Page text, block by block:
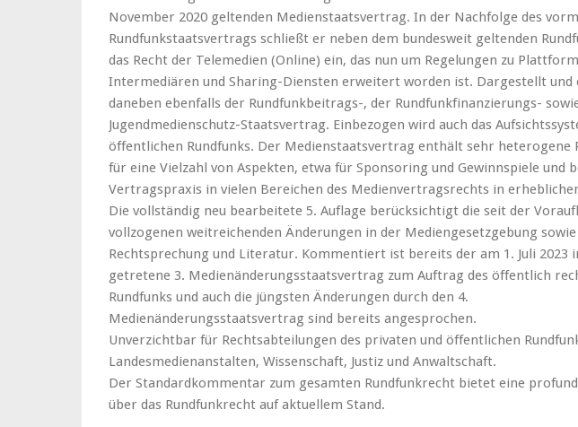
November 2020 geltenden Medienstaatsvertrag. In der Nachfolge des
Rundfunkstaatsvertrags schließt er neben dem bundesweit geltenden
das Recht der Telemedien (Online) ein, das nun um Regelungen zu
Intermediären und Sharing-Diensten erweitert worden ist. Dargestellt und
daneben ebenfalls der Rundfunkbeitrags-, der Rundfunkfinanzierungs-
Jugendmedienschutz-Staatsvertrag. Einbezogen wird auch das
öffentlichen Rundfunks. Der Medienstaatsvertrag enthält sehr heterogene
für eine Vielzahl von Aspekten, etwa für Sponsoring und Gewinnspiele und
Vertragspraxis in vielen Bereichen des Medienvertragsrechts in
Die vollständig neu bearbeitete 5. Auflage berücksichtigt die seit der
vollzogenen weitreichenden Änderungen in der Mediengesetzgebung
Rechtsprechung und Literatur. Kommentiert ist bereits der am 1. Juli 2023
getretene 3. Medienänderungsstaatsvertrag zum Auftrag des öffentlich
Rundfunks und auch die jüngsten Änderungen durch den 4.
Medienänderungsstaatsvertrag sind bereits angesprochen.
Unverzichtbar für Rechtsabteilungen des privaten und öffentlichen
Landesmedienanstalten, Wissenschaft, Justiz und Anwaltschaft.
Der Standardkommentar zum gesamten Rundfunkrecht bietet eine
über das Rundfunkrecht auf aktuellem Stand.